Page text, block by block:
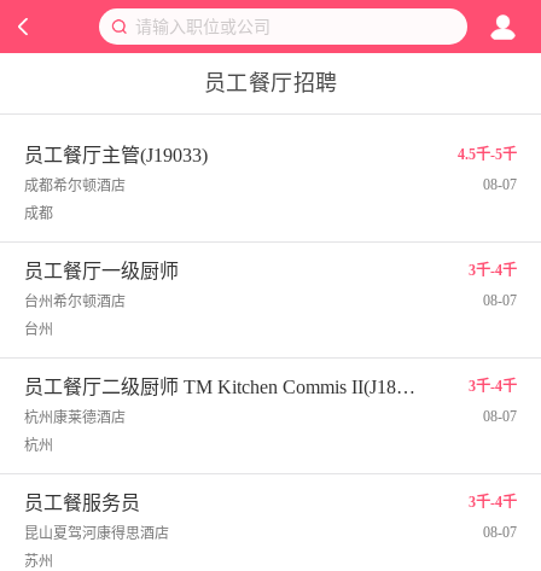
员工餐厅招聘
员工餐厅主管(J19033)
4.5千-5千
成都希尔顿酒店
08-07
成都
员工餐厅一级厨师
3千-4千
台州希尔顿酒店
08-07
台州
员工餐厅二级厨师 TM Kitchen Commis II(J18793)
3千-4千
杭州康莱德酒店
08-07
杭州
员工餐服务员
3千-4千
昆山夏驾河康得思酒店
08-07
苏州